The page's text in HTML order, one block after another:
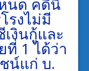
นด คดีนี้
รงไม่มี
งินกู้และ
ที่ 1 ได้ว่า
น์แก่ บ.